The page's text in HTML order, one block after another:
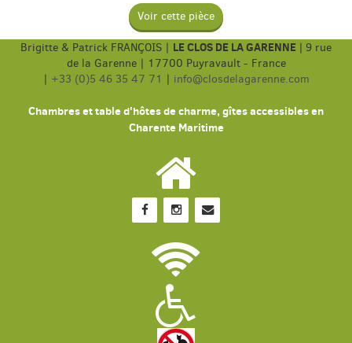
Voir cette pièce
Brigitte & Patrick FRANÇOIS | LE CLOS DE LA GARENNE | 9 rue
de la Garenne | 17700 Puyravault - France
| +33 (0)5 46 35 47 71 | info@closdelagarenne.com
Chambres et table d'hôtes de charme, gîtes accessibles en
Charente Maritime